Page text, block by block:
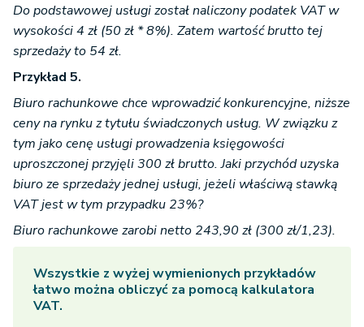
Do podstawowej usługi został naliczony podatek VAT w
wysokości 4 zł (50 zł * 8%). Zatem wartość brutto tej
sprzedaży to 54 zł.
Przykład 5.
Biuro rachunkowe chce wprowadzić konkurencyjne, niższe
ceny na rynku z tytułu świadczonych usług. W związku z
tym jako cenę usługi prowadzenia księgowości
uproszczonej przyjęli 300 zł brutto. Jaki przychód uzyska
biuro ze sprzedaży jednej usługi, jeżeli właściwą stawką
VAT jest w tym przypadku 23%?
Biuro rachunkowe zarobi netto 243,90 zł (300 zł/1,23).
Wszystkie z wyżej wymienionych przykładów
łatwo można obliczyć za pomocą kalkulatora
VAT.